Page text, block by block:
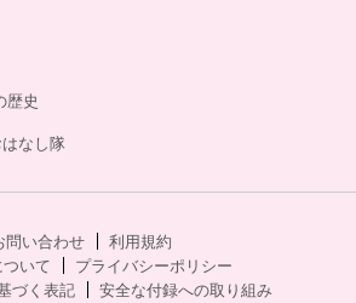
歴史
なし隊
問い合わせ
利用規約
いて
プライバシーポリシー
づく表記
安全な付録への取り組み